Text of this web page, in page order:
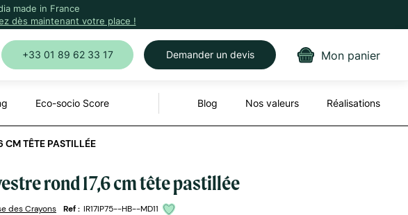
made in France
dès maintenant votre place !
+33 01 89 62 33 17 Demander un devis Mon panier
Eco-socio Score Blog Nos valeurs Réalisations
CM TÊTE PASTILLÉE
rond 17,6 cm tête pastillée
des Crayons Ref : IR17IP75--HB--MD11